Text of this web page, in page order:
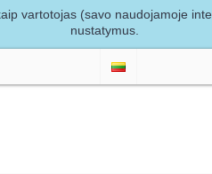
vartotojas (savo naudojamoje
nustatymus.